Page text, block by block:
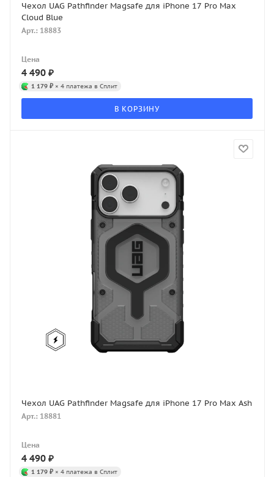
Чехол UAG Pathfinder Magsafe для iPhone 17 Pro Max
Cloud Blue
Арт.: 18883
Цена
4 490 ₽
1 179 ₽ × 4 платежа в Сплит
В КОРЗИНУ
Чехол UAG Pathfinder Magsafe для iPhone 17 Pro Max Ash
Арт.: 18881
Цена
4 490 ₽
1 179 ₽ × 4 платежа в Сплит